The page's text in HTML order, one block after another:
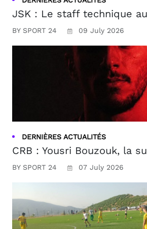
JSK : Le staff technique
BY SPORT 24 09 July 2026
DERNIÈRES ACTUALITÉS
CRB : Yousri Bouzouk, la
BY SPORT 24 07 July 2026